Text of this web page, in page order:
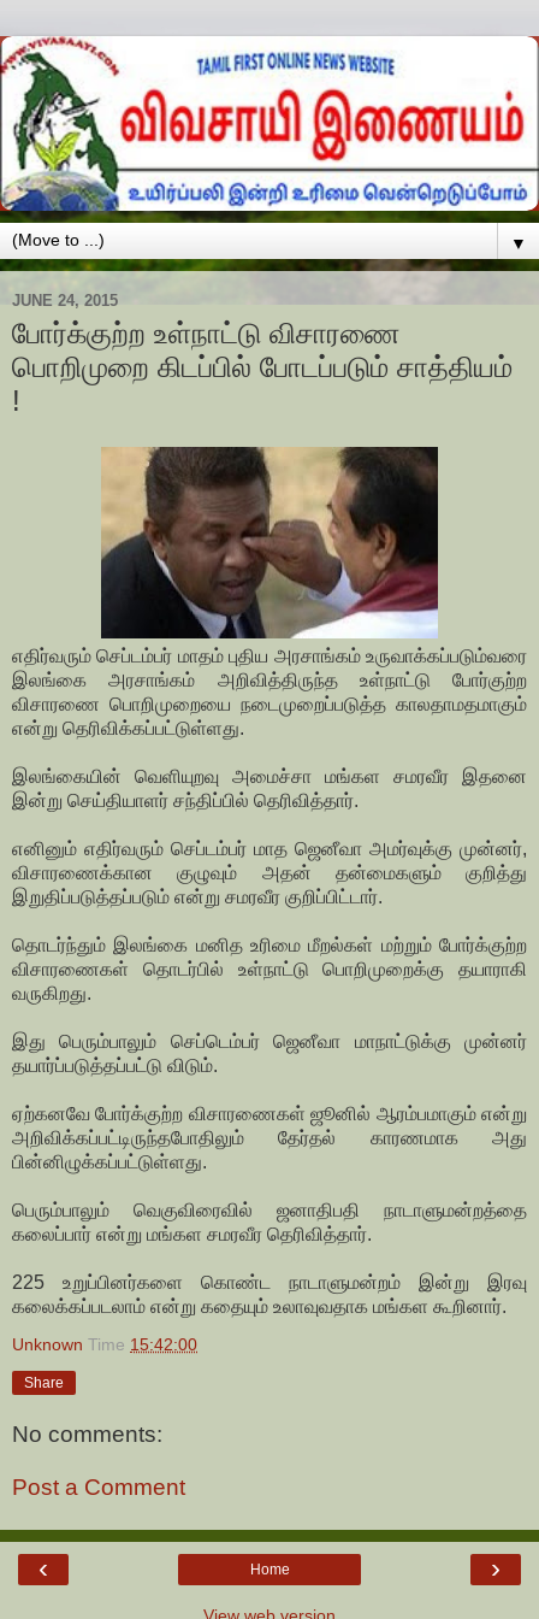
▼
JUNE 24, 2015
போர்க்குற்ற உள்நாட்டு விசாரணை
பொறிமுறை கிடப்பில் போடப்படும் சாத்தியம்
!
எதிர்வரும் செப்டம்பர் மாதம் புதிய அரசாங்கம் உருவாக்கப்படும்வரை
இலங்கை அரசாங்கம் அறிவித்திருந்த உள்நாட்டு போர்குற்ற
விசாரணை பொறிமுறையை நடைமுறைப்படுத்த காலதாமதமாகும்
என்று தெரிவிக்கப்பட்டுள்ளது.
இலங்கையின் வெளியுறவு அமைச்சா மங்கள சமரவீர இதனை
இன்று செய்தியாளர் சந்திப்பில் தெரிவித்தார்.
எனினும் எதிர்வரும் செப்டம்பர் மாத ஜெனீவா அமர்வுக்கு முன்னர்,
விசாரணைக்கான குழுவும் அதன் தன்மைகளும் குறித்து
இறுதிப்படுத்தப்படும் என்று சமரவீர குறிப்பிட்டார்.
தொடர்ந்தும் இலங்கை மனித உரிமை மீறல்கள் மற்றும் போர்க்குற்ற
விசாரணைகள் தொடர்பில் உள்நாட்டு பொறிமுறைக்கு தயாராகி
வருகிறது.
இது பெரும்பாலும் செப்டெம்பர் ஜெனீவா மாநாட்டுக்கு முன்னர்
தயார்ப்படுத்தப்பட்டு விடும்.
ஏற்கனவே போர்க்குற்ற விசாரணைகள் ஜூனில் ஆரம்பமாகும் என்று
அறிவிக்கப்பட்டிருந்தபோதிலும் தேர்தல் காரணமாக அது
பின்னிழுக்கப்பட்டுள்ளது.
பெரும்பாலும் வெகுவிரைவில் ஜனாதிபதி நாடாளுமன்றத்தை
கலைப்பார் என்று மங்கள சமரவீர தெரிவித்தார்.
225 உறுப்பினர்களை கொண்ட நாடாளுமன்றம் இன்று இரவு
கலைக்கப்படலாம் என்று கதையும் உலாவுவதாக மங்கள கூறினார்.
Unknown Time 15:42:00
Share
No comments:
Post a Comment
‹ ›
Home